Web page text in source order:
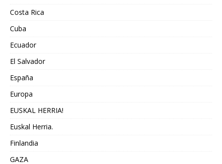
Costa Rica
Cuba
Ecuador
El Salvador
España
Europa
EUSKAL HERRIA!
Euskal Herria.
Finlandia
GAZA